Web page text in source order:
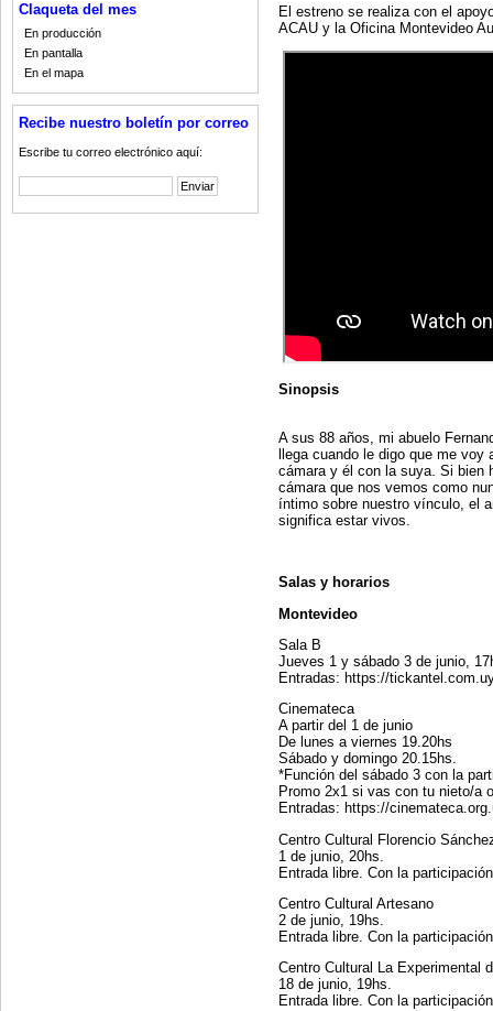
Claqueta del mes
En producción
En pantalla
En el mapa
Recibe nuestro boletín por correo
Escribe tu correo electrónico aquí:
El estreno se realiza con el
ACAU y la Oficina Montevideo
Sinopsis
A sus 88 años, mi abuelo
llega cuando le digo que me
cámara y él con la suya. Si bien
cámara que nos vemos como
íntimo sobre nuestro vínculo, el
significa estar vivos.
Salas y horarios
Montevideo
Sala B
Jueves 1 y sábado 3 de junio,
Entradas: https://
Cinemateca
A partir del 1 de junio
De lunes a viernes 19.20hs
Sábado y domingo 20.15hs.
*Función del sábado 3 con la
Promo 2x1 si vas con tu nieto/a
Entradas: https://
Centro Cultural Florencio
1 de junio, 20hs.
Entrada libre. Con la
Centro Cultural Artesano
2 de junio, 19hs.
Entrada libre. Con la
Centro Cultural La Experimental
18 de junio, 19hs.
Entrada libre. Con la